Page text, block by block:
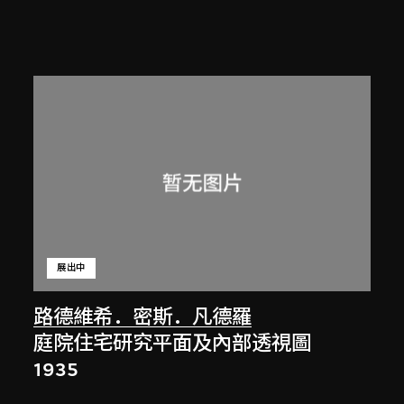
路德維希．密斯．凡德羅
展出中
庭院住宅研究平面及內部透視圖
1935